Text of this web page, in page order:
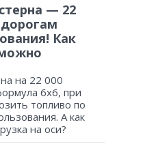
— 22
Как
на 22 000
6х6, при
топливо по
А как
на оси?